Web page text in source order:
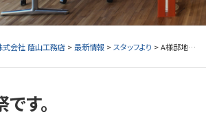
会社 蔭山工務店 >最新情報 > スタッフより > A様邸地鎮祭です。
す。